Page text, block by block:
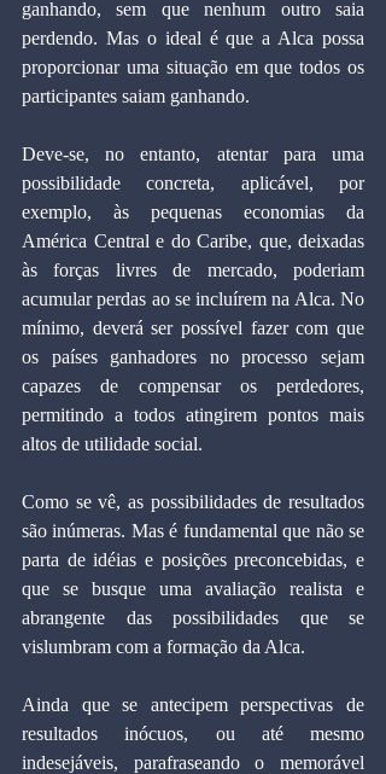
ganhando, sem que nenhum outro saia
perdendo. Mas o ideal é que a Alca possa
proporcionar uma situação em que todos os
participantes saiam ganhando.
Deve-se, no entanto, atentar para uma
possibilidade concreta, aplicável, por
exemplo, às pequenas economias da
América Central e do Caribe, que, deixadas
às forças livres de mercado, poderiam
acumular perdas ao se incluírem na Alca. No
mínimo, deverá ser possível fazer com que
os países ganhadores no processo sejam
capazes de compensar os perdedores,
permitindo a todos atingirem pontos mais
altos de utilidade social.
Como se vê, as possibilidades de resultados
são inúmeras. Mas é fundamental que não se
parta de idéias e posições preconcebidas, e
que se busque uma avaliação realista e
abrangente das possibilidades que se
vislumbram com a formação da Alca.
Ainda que se antecipem perspectivas de
resultados inócuos, ou até mesmo
indesejáveis, parafraseando o memorável